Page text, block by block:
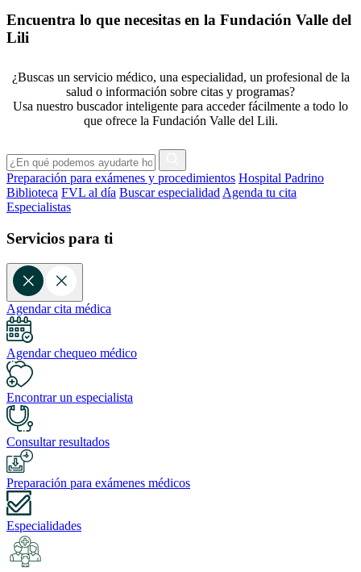
Encuentra lo que necesitas en la Fundación Valle del
Lili
¿Buscas un servicio médico, una especialidad, un profesional de la
salud o información sobre citas y programas?
Usa nuestro buscador inteligente para acceder fácilmente a todo lo
que ofrece la Fundación Valle del Lili.
Preparación para exámenes y procedimientos Hospital Padrino
Biblioteca FVL al día Buscar especialidad Agenda tu cita
Especialistas
Servicios para ti
Agendar cita médica
Agendar chequeo médico
Encontrar un especialista
Consultar resultados
Preparación para exámenes médicos
Especialidades